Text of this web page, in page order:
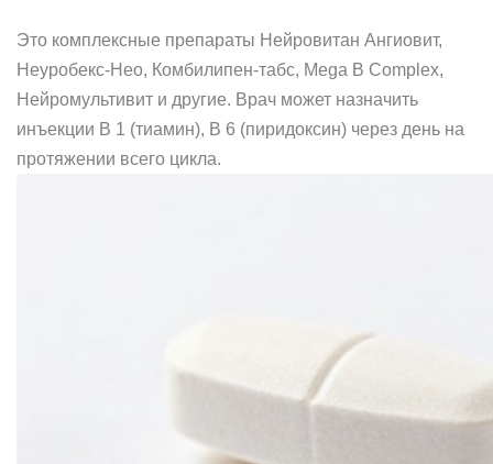
Это комплексные препараты Нейровитан Ангиовит,
Неуробекс-Нео, Комбилипен-табс, Mega B Complex,
Нейромультивит и другие. Врач может назначить
инъекции B 1 (тиамин), B 6 (пиридоксин) через день на
протяжении всего цикла.